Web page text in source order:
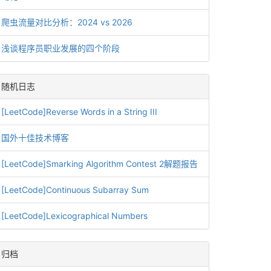
爬虫流量对比分析：2024 vs 2026
浅谈程序员职业发展的四个阶段
随机日志
[LeetCode]Reverse Words in a String III
国外十佳技术博客
[LeetCode]Smarking Algorithm Contest 2解题报告
[LeetCode]Continuous Subarray Sum
[LeetCode]Lexicographical Numbers
归档